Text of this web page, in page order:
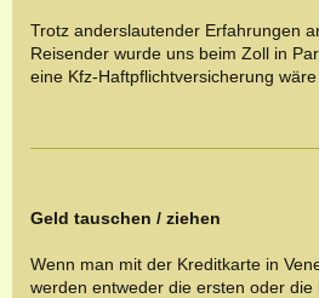
Trotz anderslautender Erfahrungen
Reisender wurde uns beim Zoll in
eine Kfz-Haftpflichtversicherung wäre
Geld tauschen / ziehen
Wenn man mit der Kreditkarte in
werden entweder die ersten oder